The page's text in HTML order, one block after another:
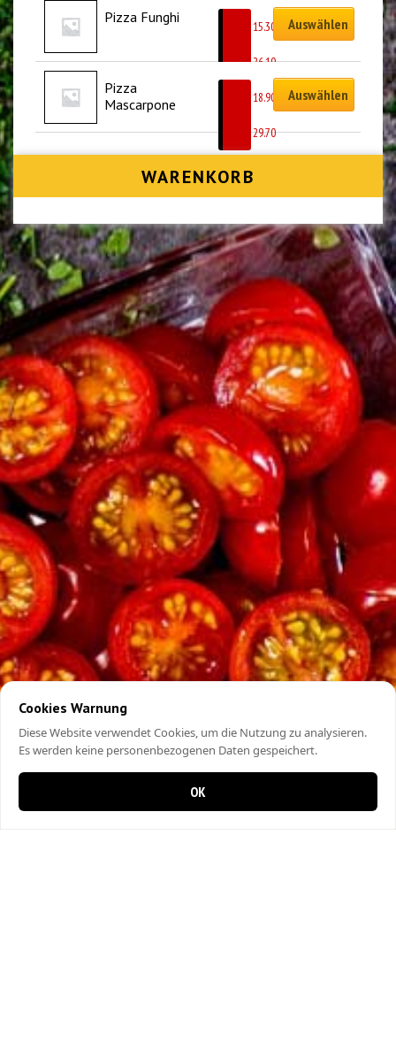
Pizza Funghi
15.30
CHF26.10
Auswählen
Pizza
Mascarpone
18.90
29.70
Auswählen
WARENKORB
Cookies Warnung
Diese Website verwendet Cookies, um die Nutzung zu analysieren.
Es werden keine personenbezogenen Daten gespeichert.
OK